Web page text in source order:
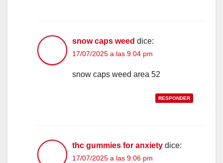
snow caps weed dice:
17/07/2025 a las 9:04 pm
snow caps weed area 52
RESPONDER
thc gummies for anxiety dice:
17/07/2025 a las 9:06 pm